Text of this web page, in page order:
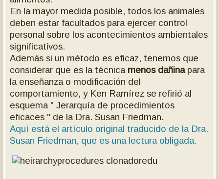
En la mayor medida posible, todos los animales
deben estar facultados para ejercer control
personal sobre los acontecimientos ambientales
significativos.
Además si un método es eficaz, tenemos que
considerar que es la técnica menos dañinapara
la enseñanza o modificación del
comportamiento, y Ken Ramírez se refirió al
esquema " Jerarquía de procedimientos
eficaces " de la Dra. Susan Friedman.
Aquí está el artículo original traducido de la Dra.
Susan Friedman, que es una lectura obligada.